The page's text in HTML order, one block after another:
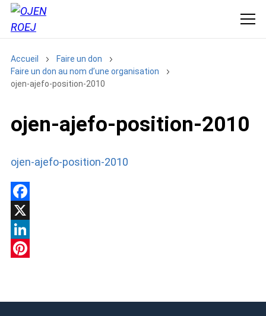
Accueil
Faire un don
Faire un don au nom d’une organisation
ojen-ajefo-position-2010
ojen-ajefo-position-2010
ojen-ajefo-position-2010
F
a
c
o
X
L
k
n